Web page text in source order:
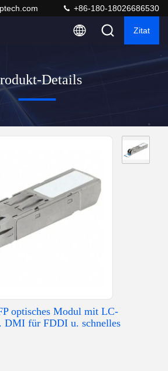
+86-180-18026686530
Zitat
Details
optisches Modul mit LC-
DMI für FDDI u. schnelles